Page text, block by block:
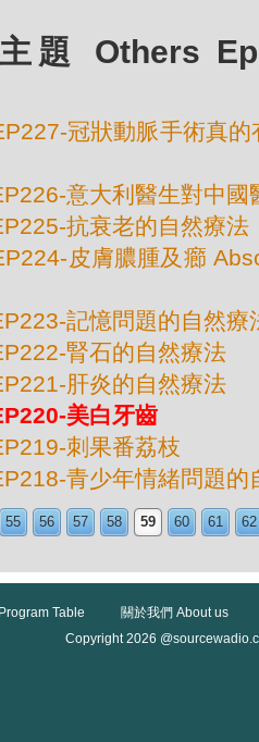
題 Others
冠狀動脈手術真
意大利醫生對中國
抗衰老的自然療法
皮膚膿腫及癤
記憶問題的自然療
腎石的自然療法
肝炎的自然療法
美白牙齒
刺果番荔枝
青少年情緒問題的
55 56 57 58 59 60 61 62
Table
關於我們 About us
Copyright 2026